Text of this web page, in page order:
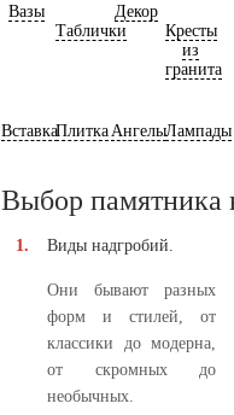
Вазы
Таблички
Декор
Кресты
из
гранита
ВставкаПлитка АнгелыЛампады
Выбор памятника
Виды надгробий.
Они бывают разных
форм и стилей, от
классики до модерна,
от скромных до
необычных.